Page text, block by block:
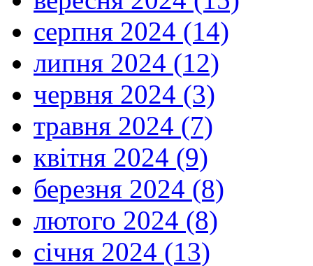
серпня 2024 (14)
липня 2024 (12)
червня 2024 (3)
травня 2024 (7)
квітня 2024 (9)
березня 2024 (8)
лютого 2024 (8)
січня 2024 (13)